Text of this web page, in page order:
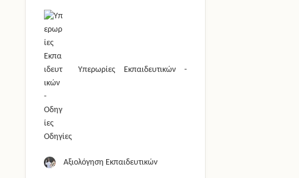
Υπερωρίες Εκπαιδευτικών -
Οδηγίες
Αξιολόγηση Εκπαιδευτικών